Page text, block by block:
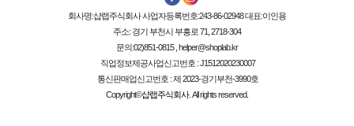
회사명:샵랩주식회사사업자등록번호:243-86-02948대표:이인용
주소: 경기 부천시 부흥로 71, 2718-304
문의:02)851-0815 , helper@shoplab.kr
직업정보제공사업신고번호 :J1512020230007
통신판매업신고번호 :제 2023-경기부천-3990호
Copyright©샵랩주식회사. All rights reserved.